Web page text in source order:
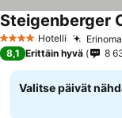
4 Tähtiluokitus
Hotelli
Steigenberger
8,1 Erittäin hyvä 8
Valitse päivät